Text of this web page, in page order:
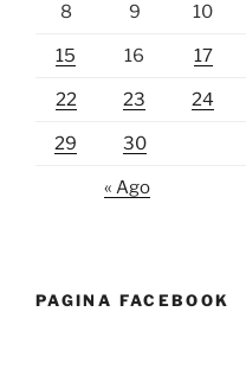
8 9 10
15 16 17
22 23 24
29 30
« Ago
PAGINA FACEBOOK